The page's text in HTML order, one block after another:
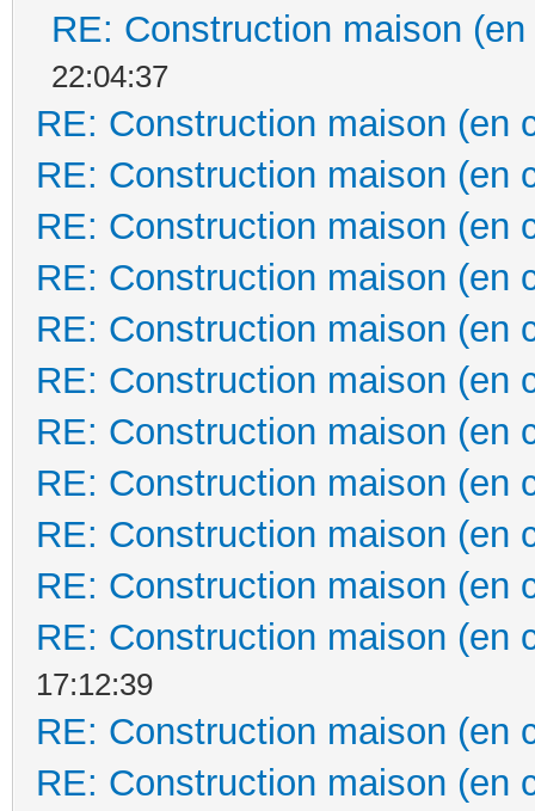
RE: Construction maison
22:04:37
RE: Construction maison (en
RE: Construction maison (en
RE: Construction maison (en
RE: Construction maison (en
RE: Construction maison (en
RE: Construction maison (en
RE: Construction maison (en
RE: Construction maison (en
RE: Construction maison (en
RE: Construction maison (en
RE: Construction maison (en
17:12:39
RE: Construction maison (en
RE: Construction maison (en